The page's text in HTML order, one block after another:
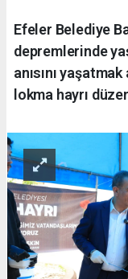
Efeler Belediye
depremlerinde
anısını
lokma hayrı